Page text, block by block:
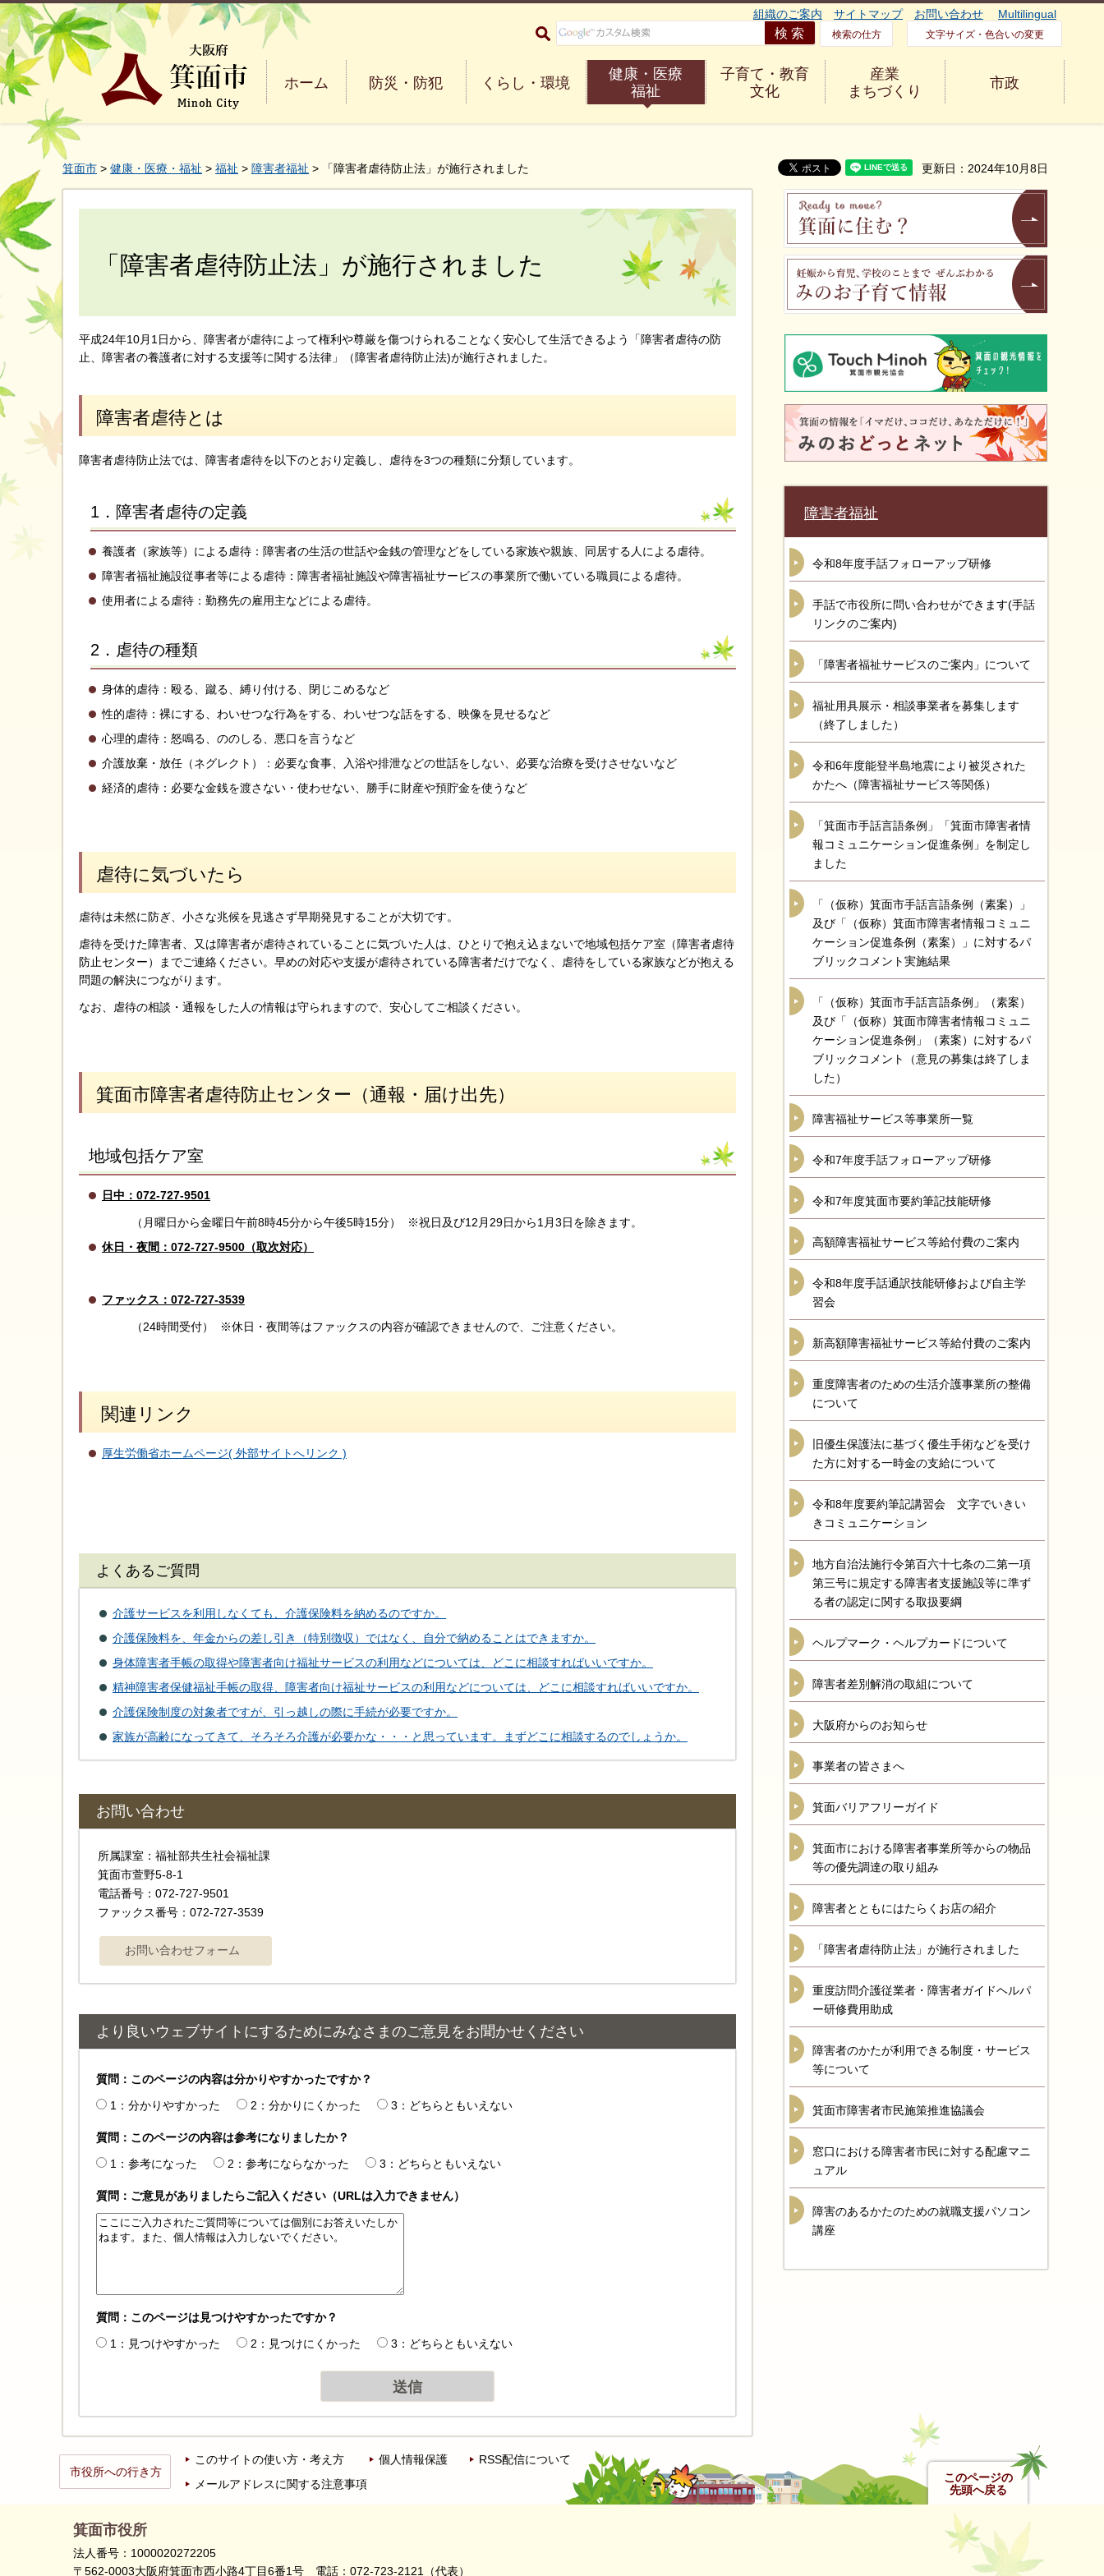
大阪府箕面市 Minoh City
組織のご案内 サイトマップ お問い合わせ Multilingual
検索の仕方 文字サイズ・色合いの変更
ホーム 防災・防犯 くらし・環境
健康・医療
福祉
子育て・教育
文化
産業
まちづくり
市政
箕面市 > 健康・医療・福祉 > 福祉 > 障害者福祉 > 「障害者虐待防止法」が施行されました 更新日：2024年10月8日
「障害者虐待防止法」が施行されました
平成24年10月1日から、障害者が虐待によって権利や尊厳を傷つけられることなく安心して生活できるよう「障害者虐待の防
止、障害者の養護者に対する支援等に関する法律」（障害者虐待防止法)が施行されました。
障害者虐待とは
障害者虐待防止法では、障害者虐待を以下のとおり定義し、虐待を3つの種類に分類しています。
1．障害者虐待の定義
養護者（家族等）による虐待：障害者の生活の世話や金銭の管理などをしている家族や親族、同居する人による虐待。
障害者福祉施設従事者等による虐待：障害者福祉施設や障害福祉サービスの事業所で働いている職員による虐待。
使用者による虐待：勤務先の雇用主などによる虐待。
2．虐待の種類
身体的虐待：殴る、蹴る、縛り付ける、閉じこめるなど
性的虐待：裸にする、わいせつな行為をする、わいせつな話をする、映像を見せるなど
心理的虐待：怒鳴る、ののしる、悪口を言うなど
介護放棄・放任（ネグレクト）：必要な食事、入浴や排泄などの世話をしない、必要な治療を受けさせないなど
経済的虐待：必要な金銭を渡さない・使わせない、勝手に財産や預貯金を使うなど
虐待に気づいたら
虐待は未然に防ぎ、小さな兆候を見逃さず早期発見することが大切です。
虐待を受けた障害者、又は障害者が虐待されていることに気づいた人は、ひとりで抱え込まないで地域包括ケア室（障害者虐待
防止センター）までご連絡ください。早めの対応や支援が虐待されている障害者だけでなく、虐待をしている家族などが抱える
問題の解決につながります。
なお、虐待の相談・通報をした人の情報は守られますので、安心してご相談ください。
箕面市障害者虐待防止センター（通報・届け出先）
地域包括ケア室
日中：072-727-9501
（月曜日から金曜日午前8時45分から午後5時15分） ※祝日及び12月29日から1月3日を除きます。
休日・夜間：072-727-9500（取次対応）
ファックス：072-727-3539
（24時間受付） ※休日・夜間等はファックスの内容が確認できませんので、ご注意ください。
関連リンク
厚生労働省ホームページ( 外部サイトへリンク )
よくあるご質問
介護サービスを利用しなくても、介護保険料を納めるのですか。
介護保険料を、年金からの差し引き（特別徴収）ではなく、自分で納めることはできますか。
身体障害者手帳の取得や障害者向け福祉サービスの利用などについては、どこに相談すればいいですか。
精神障害者保健福祉手帳の取得、障害者向け福祉サービスの利用などについては、どこに相談すればいいですか。
介護保険制度の対象者ですが、引っ越しの際に手続が必要ですか。
家族が高齢になってきて、そろそろ介護が必要かな・・・と思っています。まずどこに相談するのでしょうか。
お問い合わせ
所属課室：福祉部共生社会福祉課
箕面市萱野5-8-1
電話番号：072-727-9501
ファックス番号：072-727-3539
より良いウェブサイトにするためにみなさまのご意見をお聞かせください
質問：このページの内容は分かりやすかったですか？
1：分かりやすかった
2：分かりにくかった 3：どちらともいえない
質問：このページの内容は参考になりましたか？
1：参考になった
2：参考にならなかった 3：どちらともいえない
質問：ご意見がありましたらご記入ください（URLは入力できません）
質問：このページは見つけやすかったですか？
1：見つけやすかった
2：見つけにくかった 3：どちらともいえない
障害者福祉
令和8年度手話フォローアップ研修
手話で市役所に問い合わせができます(手話
リンクのご案内)
「障害者福祉サービスのご案内」について
福祉用具展示・相談事業者を募集します
（終了しました）
令和6年度能登半島地震により被災された
かたへ（障害福祉サービス等関係）
「箕面市手話言語条例」「箕面市障害者情
報コミュニケーション促進条例」を制定し
ました
「（仮称）箕面市手話言語条例（素案）」
及び「（仮称）箕面市障害者情報コミュニ
ケーション促進条例（素案）」に対するパ
ブリックコメント実施結果
「（仮称）箕面市手話言語条例」（素案）
及び「（仮称）箕面市障害者情報コミュニ
ケーション促進条例」（素案）に対するパ
ブリックコメント（意見の募集は終了しま
した）
障害福祉サービス等事業所一覧
令和7年度手話フォローアップ研修
令和7年度箕面市要約筆記技能研修
高額障害福祉サービス等給付費のご案内
令和8年度手話通訳技能研修および自主学
習会
新高額障害福祉サービス等給付費のご案内
重度障害者のための生活介護事業所の整備
について
旧優生保護法に基づく優生手術などを受け
た方に対する一時金の支給について
令和8年度要約筆記講習会 文字でいきい
きコミュニケーション
地方自治法施行令第百六十七条の二第一項
第三号に規定する障害者支援施設等に準ず
る者の認定に関する取扱要綱
ヘルプマーク・ヘルプカードについて
障害者差別解消の取組について
大阪府からのお知らせ
事業者の皆さまへ
箕面バリアフリーガイド
箕面市における障害者事業所等からの物品
等の優先調達の取り組み
障害者とともにはたらくお店の紹介
「障害者虐待防止法」が施行されました
重度訪問介護従業者・障害者ガイドヘルパ
ー研修費用助成
障害者のかたが利用できる制度・サービス
等について
箕面市障害者市民施策推進協議会
窓口における障害者市民に対する配慮マニ
ュアル
障害のあるかたのための就職支援パソコン
講座
このページの
先頭へ戻る
市役所への行き方
このサイトの使い方・考え方 個人情報保護
RSS配信について
メールアドレスに関する注意事項
箕面市役所
法人番号：1000020272205
〒562-0003大阪府箕面市西小路4丁目6番1号 電話：072-723-2121（代表）